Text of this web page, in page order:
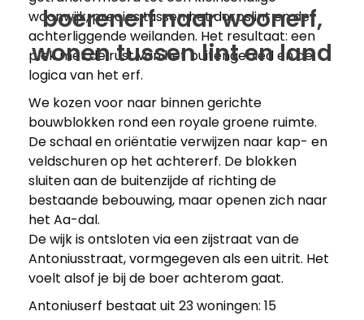
boerenerf naar woonerf,
wonen tussen lint en land
woonwijk, precies tussen het dorpslint en de
achterliggende weilanden. Het resultaat: een
plek met de rust van het buitengebied en de
logica van het erf.
We kozen voor naar binnen gerichte
bouwblokken rond een royale groene ruimte.
De schaal en oriëntatie verwijzen naar kap- en
veldschuren op het achtererf. De blokken
sluiten aan de buitenzijde af richting de
bestaande bebouwing, maar openen zich naar
het Aa-dal.
De wijk is ontsloten via een zijstraat van de
Antoniusstraat, vormgegeven als een uitrit. Het
voelt alsof je bij de boer achterom gaat.
Antoniuserf bestaat uit 23 woningen: 15